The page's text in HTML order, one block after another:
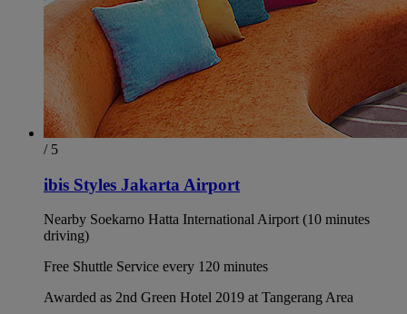
/ 5
ibis Styles Jakarta Airport
Nearby Soekarno Hatta International Airport (10 minutes
driving)
Free Shuttle Service every 120 minutes
Awarded as 2nd Green Hotel 2019 at Tangerang Area